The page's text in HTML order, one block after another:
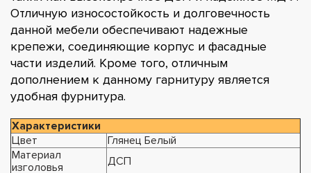
Отличную износостойкость и долговечность
данной мебели обеспечивают надежные
крепежи, соединяющие корпус и фасадные
части изделий. Кроме того, отличным
дополнением к данному гарнитуру является
удобная фурнитура.
Характеристики
Цвет
Глянец Белый
Материал
изголовья
ДСП